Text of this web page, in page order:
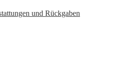
und Rückgaben